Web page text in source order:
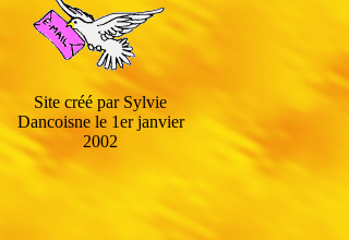
Site créé par Sylvie
Dancoisne le 1er janvier
2002